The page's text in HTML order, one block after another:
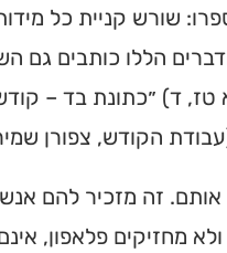
שורש קניית כל
הללו כותבים גם
ד) ״כתונת בד –
הקודש, צפורן
זה מזכיר להם
מחזיקים פלאפון,